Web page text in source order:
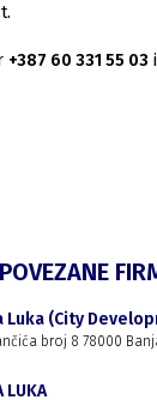
+387 60 331 55 03
POVEZANE
Luka (City
broj 8 78000
LUKA